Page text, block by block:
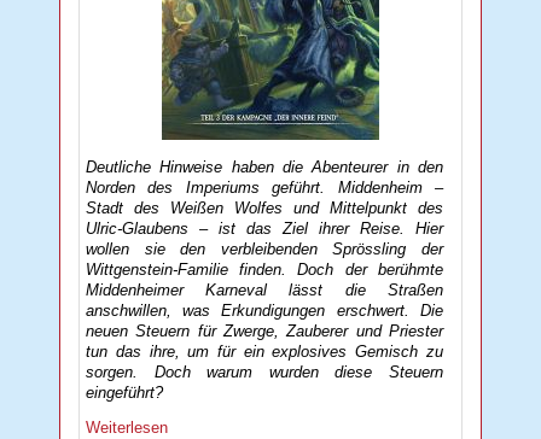
Deutliche Hinweise haben die Abenteurer in den
Norden des Imperiums geführt. Middenheim –
Stadt des Weißen Wolfes und Mittelpunkt des
Ulric-Glaubens – ist das Ziel ihrer Reise. Hier
wollen sie den verbleibenden Sprössling der
Wittgenstein-Familie finden. Doch der berühmte
Middenheimer Karneval lässt die Straßen
anschwillen, was Erkundigungen erschwert. Die
neuen Steuern für Zwerge, Zauberer und Priester
tun das ihre, um für ein explosives Gemisch zu
sorgen. Doch warum wurden diese Steuern
eingeführt?
Weiterlesen